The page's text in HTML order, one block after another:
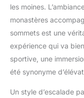
les moines.
monastères
sommets est une
expérience qui va
sportive, une
été synonyme
Un style d’escalade